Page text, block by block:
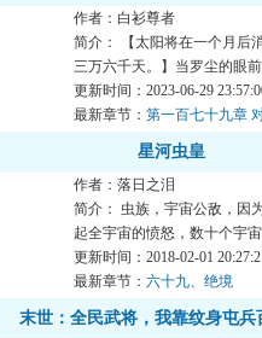
作者：白衫尊者
简介： 【太阳将在一个月后
三万六千天。】当罗尘的眼
的时候，他是懵...
更新时间：2023-06-29
最新章节： 第一百七十九章
星河虫皇
作者：落日之泪
简介： 虫族，宇宙公敌，因
起全宇宙的愤怒，数十个宇
虫族，这场史称...
更新时间：2018-02-01
最新章节： 六十九、绝境
末世：全民武将，我靠纹身屯兵